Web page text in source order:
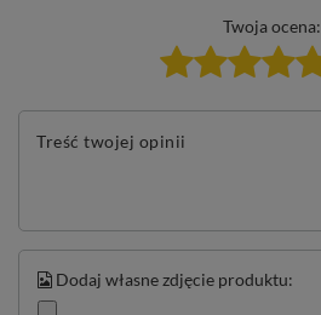
Twoja ocena:
Treść twojej opinii
Dodaj własne zdjęcie produktu: